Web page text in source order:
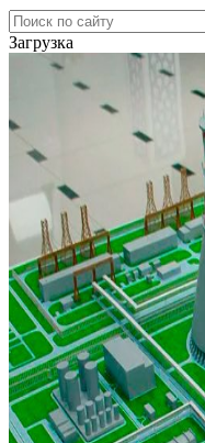
Загрузка